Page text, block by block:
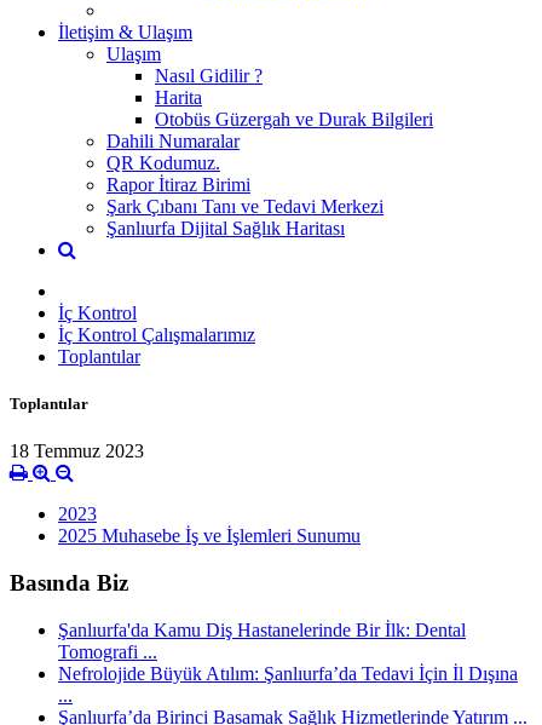
İletişim & Ulaşım
Ulaşım
Nasıl Gidilir ?
Harita
Otobüs Güzergah ve Durak Bilgileri
Dahili Numaralar
QR Kodumuz.
Rapor İtiraz Birimi
Şark Çıbanı Tanı ve Tedavi Merkezi
Şanlıurfa Dijital Sağlık Haritası
İç Kontrol
İç Kontrol Çalışmalarımız
Toplantılar
Toplantılar
18 Temmuz 2023
2023
2025 Muhasebe İş ve İşlemleri Sunumu
Basında Biz
Şanlıurfa'da Kamu Diş Hastanelerinde Bir İlk: Dental
Tomografi ...
Nefrolojide Büyük Atılım: Şanlıurfa’da Tedavi İçin İl Dışına
...
Şanlıurfa’da Birinci Basamak Sağlık Hizmetlerinde Yatırım ...